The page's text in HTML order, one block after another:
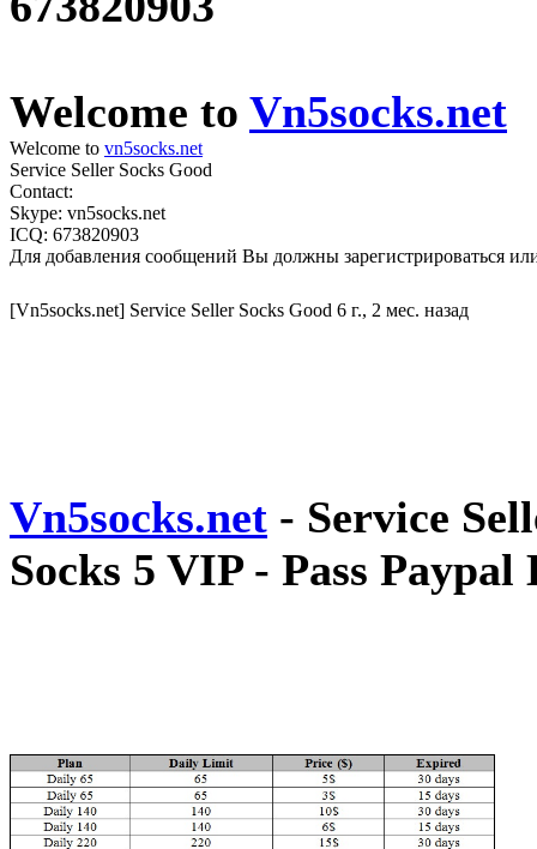
Welcome to Vn5socks.net
Welcome to vn5socks.net
Service Seller Socks Good
Contact:
Skype: vn5socks.net
ICQ: 673820903
Для добавления сообщений Вы должны зарегистрироваться или
[Vn5socks.net] Service Seller Socks Good 6 г., 2 мес. назад
Vn5socks.net - Service
Socks 5 VIP - Pass